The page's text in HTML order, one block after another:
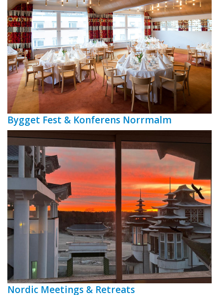
Bygget Fest & Konferens Norrmalm
Nordic Meetings & Retreats